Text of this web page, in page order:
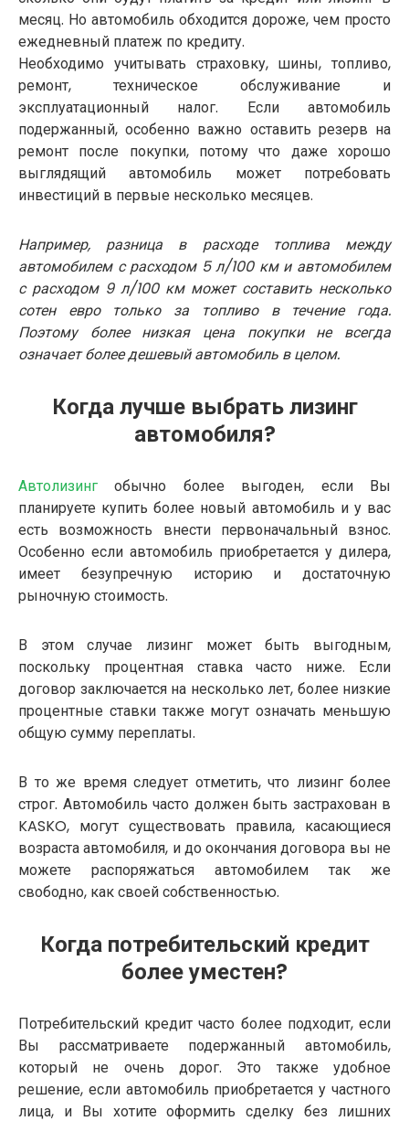
месяц. Но автомобиль обходится дороже, чем просто
ежедневный платеж по кредиту.
Необходимо учитывать страховку, шины, топливо,
ремонт, техническое обслуживание и
эксплуатационный налог. Если автомобиль
подержанный, особенно важно оставить резерв на
ремонт после покупки, потому что даже хорошо
выглядящий автомобиль может потребовать
инвестиций в первые несколько месяцев.
Например, разница в расходе топлива между
автомобилем с расходом 5 л/100 км и автомобилем
с расходом 9 л/100 км может составить несколько
сотен евро только за топливо в течение года.
Поэтому более низкая цена покупки не всегда
означает более дешевый автомобиль в целом.
Когда лучше выбрать лизинг
автомобиля?
Автолизинг обычно более выгоден, если Вы
планируете купить более новый автомобиль и у вас
есть возможность внести первоначальный взнос.
Особенно если автомобиль приобретается у дилера,
имеет безупречную историю и достаточную
рыночную стоимость.
В этом случае лизинг может быть выгодным,
поскольку процентная ставка часто ниже. Если
договор заключается на несколько лет, более низкие
процентные ставки также могут означать меньшую
общую сумму переплаты.
В то же время следует отметить, что лизинг более
строг. Автомобиль часто должен быть застрахован в
KASKO, могут существовать правила, касающиеся
возраста автомобиля, и до окончания договора вы не
можете распоряжаться автомобилем так же
свободно, как своей собственностью.
Когда потребительский кредит
более уместен?
Потребительский кредит часто более подходит, если
Вы рассматриваете подержанный автомобиль,
который не очень дорог. Это также удобное
решение, если автомобиль приобретается у частного
лица, и Вы хотите оформить сделку без лишних